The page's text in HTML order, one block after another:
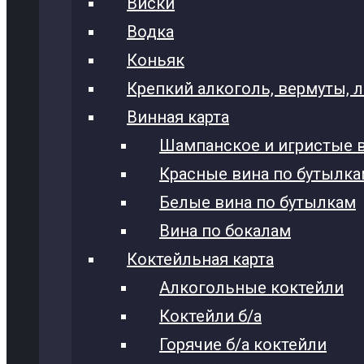
Водка
Коньяк
Крепкий алкоголь, вермуты,
Винная карта
Шампанское и игристые
Красные вина по
Белые вина по бутылкам
Вина по бокалам
Коктейльная карта
Алкогольные коктейли
Коктейли б/а
Горячие б/а коктейли